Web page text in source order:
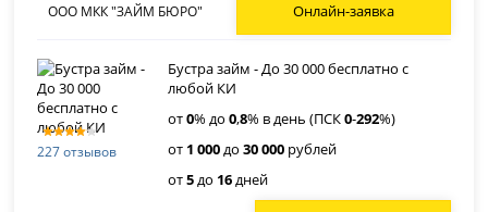
ООО МКК "ЗАЙМ БЮРО" Онлайн-заявка
227 отзывов
Бустра займ - До 30 000 бесплатно с
любой КИ
от0% до0,8% в день (ПСК0-292%)
от 1 000до30 000 рублей
от5до 16дней